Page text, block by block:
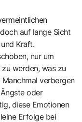
auf lange Sicht
Kraft.
nur um
werden, was zu
verbergen
oder
diese Emotionen
Erfolge bei